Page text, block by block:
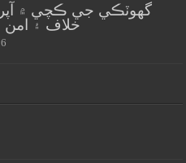
گهوٽڪي جي ڪچي ۾
خلاف ۽ امن